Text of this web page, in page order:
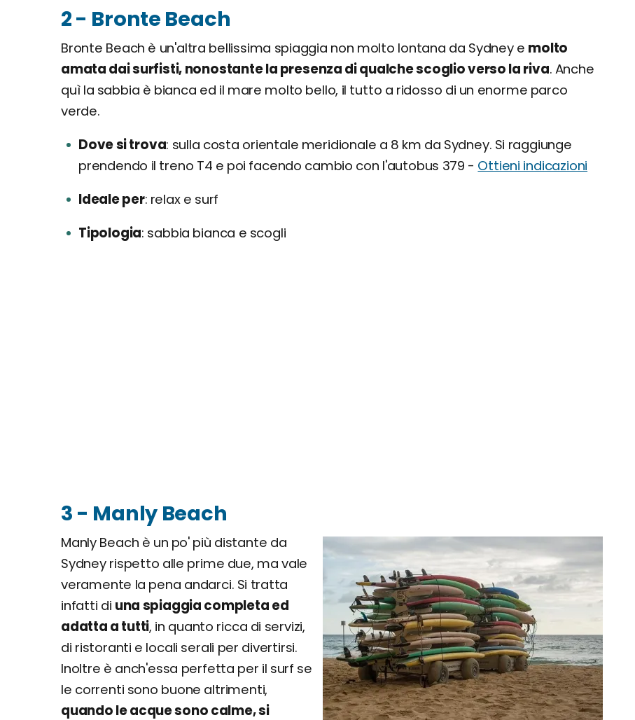
2 - Bronte Beach
Bronte Beach è un'altra bellissima spiaggia non molto lontana da Sydney e molto
amata dai surfisti, nonostante la presenza di qualche scoglio verso la riva. Anche
quì la sabbia è bianca ed il mare molto bello, il tutto a ridosso di un enorme parco
verde.
Dove si trova sulla costa orientale meridionale a 8 km da Sydney. Si raggiunge
prendendo il treno T4 e poi facendo cambio con l'autobus 379 - Ottieni indicazioni
Ideale per relax e surf
Tipologia sabbia bianca e scogli
3 - Manly Beach
Manly Beach è un po' più distante da
Sydney rispetto alle prime due, ma vale
veramente la pena andarci. Si tratta
infatti di una spiaggia completa ed
adatta a tutti, in quanto ricca di servizi,
di ristoranti e locali serali per divertirsi.
Inoltre è anch'essa perfetta per il surf se
le correnti sono buone altrimenti,
quando le acque sono calme, si